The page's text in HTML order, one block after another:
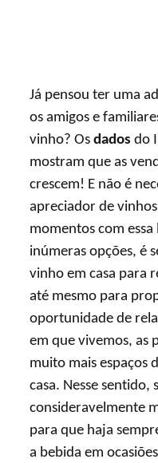
Já pensou ter uma
os amigos e
vinho? Osdados do
mostram que as
crescem! E não é
apreciador de
momentos com
inúmeras opções, é
vinho em casa para
até mesmo para
oportunidade de
em que vivemos, as
muito mais espaços
casa. Nesse sentido,
consideravelmente
para que haja
a bebida em